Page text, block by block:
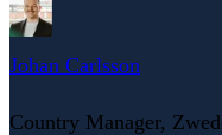
Johan Carlsson
Country Manager,